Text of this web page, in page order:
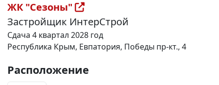
ЖК "Сезоны"
Застройщик ИнтерСтрой
Сдача 4 квартал 2028 год
Республика Крым, Евпатория, Победы пр-кт., 4
Расположение